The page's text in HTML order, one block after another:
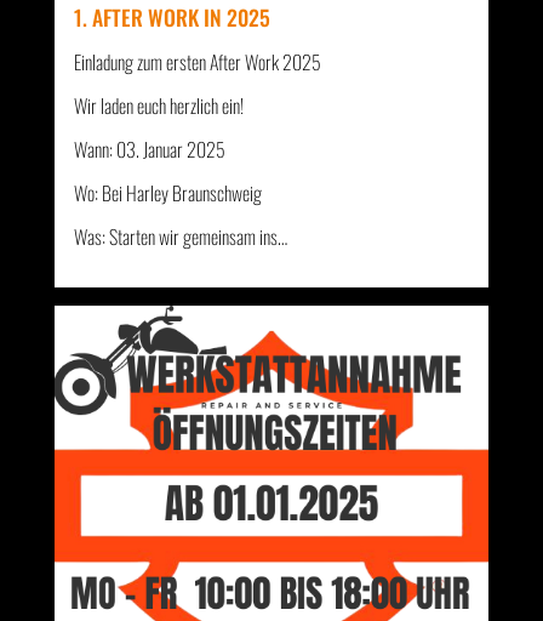
1. AFTER WORK IN 2025
Einladung zum ersten After Work 2025
Wir laden euch herzlich ein!
Wann: 03. Januar 2025
Wo: Bei Harley Braunschweig
Was: Starten wir gemeinsam ins…